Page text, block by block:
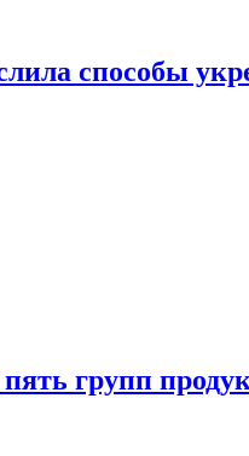
способы
групп